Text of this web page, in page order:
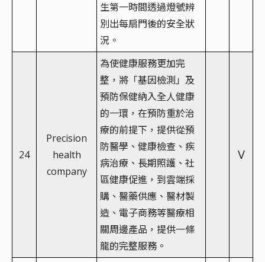
生第一時間透過燈號辨
別出每扇門後的安全狀
況。
24
Precision
health
company
為使健康服務更加完
整，將「基因檢測」及
預防保健納入全人健康
的一環，在預防重於治
療的前提下，提供從預
防醫學、健康檢查、疾
病治療、長期照護、社
區健康促進，到雲端採
購、醫藥供應、醫材製
造、電子商務等醫療相
關周邊產品，提供一條
龍的完整服務。
V